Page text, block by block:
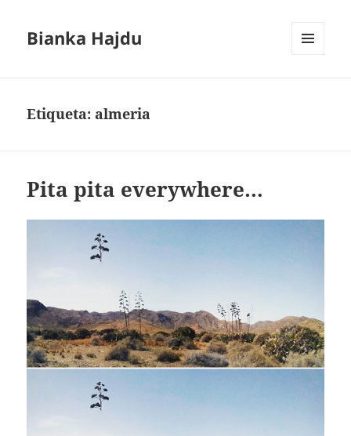
Bianka Hajdu
Etiqueta: almeria
Pita pita everywhere…